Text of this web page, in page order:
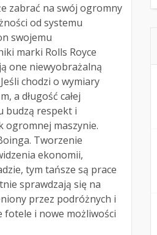
zabrać na swój ogromny
od systemu
swojemu
marki Rolls Royce
one niewyobrażalną
chodzi o wymiary
a długość całej
budzą respekt i
ogromnej maszynie.
Tworzenie
ekonomii,
tym tańsze są prace
sprawdzają się na
przez podróżnych i
fotele i nowe możliwości